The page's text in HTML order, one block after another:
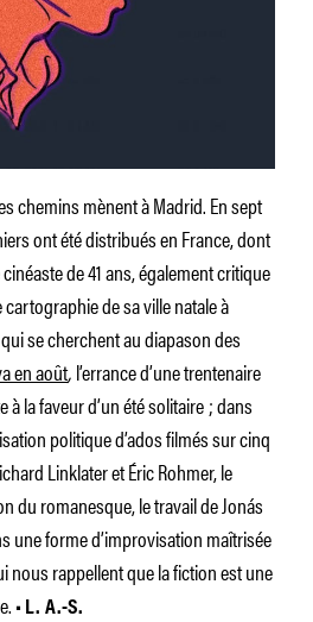
chemins mènent à Madrid. En sept
ont été distribués en France, dont
cinéaste de 41 ans, également critique
de sa ville natale à
se cherchent au diapason des
en août,l’errance d’une trentenaire
la faveur d’un été solitaire ; dans
politique d’ados filmés sur cinq
Linklater et Éric Rohmer, le
du romanesque, le travail de Jonás
une forme d’improvisation maîtrisée
nous rappellent que la fiction est une
• L. A.-S.